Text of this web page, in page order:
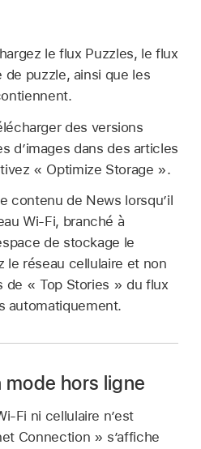
le flux Puzzles, le flux
de puzzle, ainsi que les
des versions
d’images dans des articles
« Optimize Storage ».
contenu de News lorsqu’il
Wi-Fi, branché à
de stockage le
le réseau cellulaire et non
de « Top Stories » du flux
automatiquement.
hors ligne
Fi ni cellulaire n’est
Connection » s’affiche